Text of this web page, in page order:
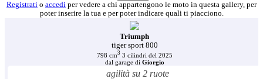
Registrati o accedi per vedere a chi appartengono le moto in questa gallery, per
poter inserire la tua e per poter indicare quali ti piacciono.
Triumph
tiger sport 800
798 cm3 3 cilindri del 2025
dal garage di Giorgio
agilità su 2 ruote